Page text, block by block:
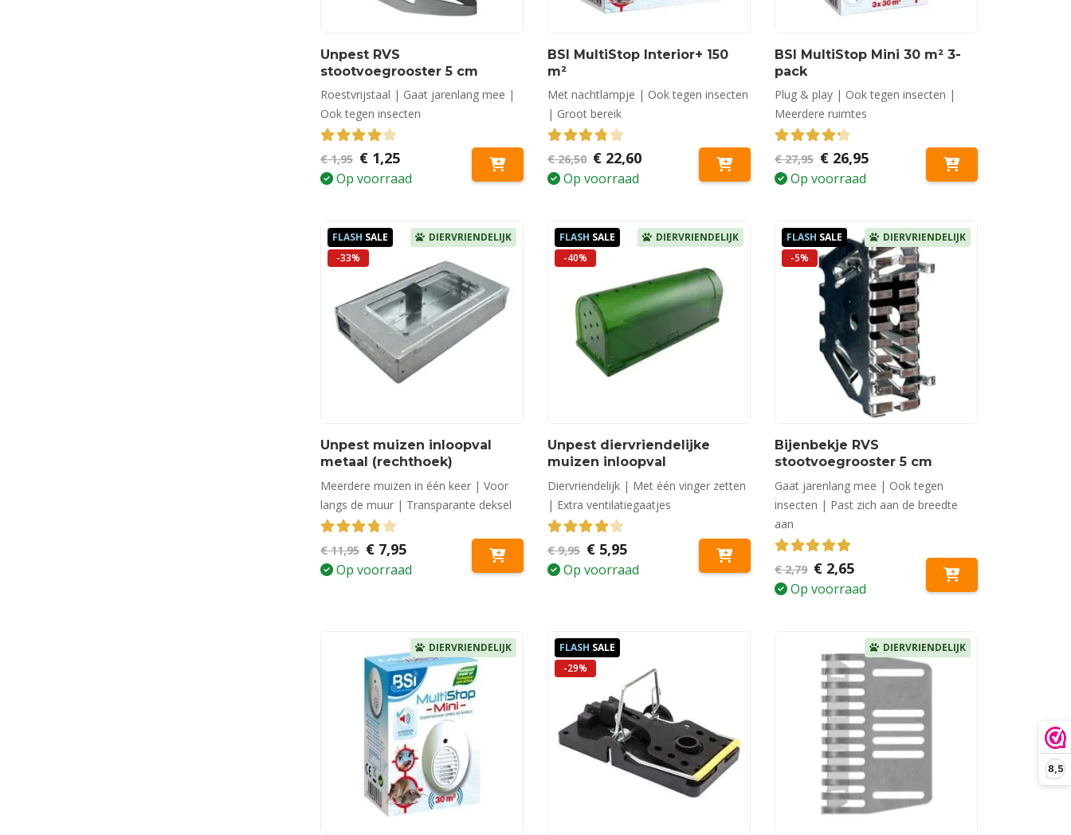
8,5
Unpest RVS
stootvoegrooster 5 cm
Roestvrijstaal | Gaat jarenlang mee |
Ook tegen insecten
4.00 out of 5
€1,95 Oorspronkelijke
prijs
was:
€ 1,25Huidige
prijs
is:
Op voorraad
BSI MultiStop Interior+ 150
m²
Met nachtlampje | Ook tegen insecten
| Groot bereik
3.81out of 5
€26,50 Oorspronkelijke
prijs
was:
€ 22,60Huidige
Op voorraad
BSI MultiStop Mini 30 m² 3-
pack
Plug & play | Ook tegen insecten |
Meerdere ruimtes
4.28out of 5
€27,95 Oorspronkelijke
prijs
was:
€ 26,95Huidige
Op voorraad
FLASH SALE
-33%
DIERVRIENDELIJK
Unpest muizen inloopval
metaal (rechthoek)
Meerdere muizen in één keer | Voor
langs de muur | Transparante deksel
3.79out of 5
€11,95 Oorspronkelijke
prijs
was:
€ 7,95Huidige
prijs
is:
Op voorraad
FLASH SALE
-40%
DIERVRIENDELIJK
Unpest diervriendelijke
muizen inloopval
Diervriendelijk | Met één vinger zetten
| Extra ventilatiegaatjes
4.06 out of 5
€9,95 Oorspronkelijke
prijs
was:
€ 5,95Huidige
prijs
is:
Op voorraad
FLASH SALE
-5%
DIERVRIENDELIJK
Bijenbekje RVS
stootvoegrooster 5 cm
Gaat jarenlang mee | Ook tegen
insecten | Past zich aan de breedte
aan
5.00 out of 5
€2,79 Oorspronkelijke
prijs
was:
€ 2,65Huidige
prijs
is:
Op voorraad
DIERVRIENDELIJK FLASH SALE
-29%
DIERVRIENDELIJK